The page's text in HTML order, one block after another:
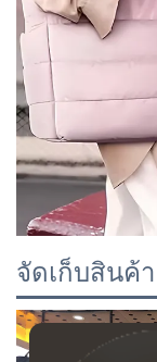
จัดเก็บสินค้า